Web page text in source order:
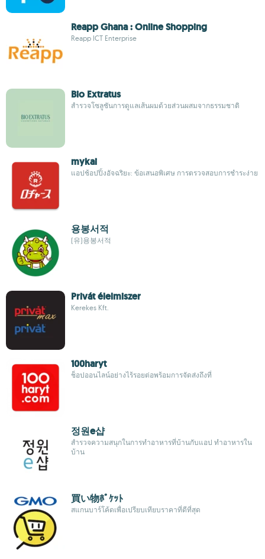
Reapp Ghana : Online Shopping
Reapp ICT Enterprise
Bio Extratus
สำรวจโซลูชันการดูแลเส้นผมด้วยส่วนผสมจากธรรมชาติ
mykai
แอปช้อปปิ้งอัจฉริยะ: ข้อเสนอพิเศษ การตรวจสอบการชำระง่าย
용봉서적
(유)용봉서적
Privát élelmiszer
Kerekes Kft.
100haryt
ช็อปออนไลน์อย่างไร้รอยต่อพร้อมการจัดส่งถึงที่
정원e샵
สำรวจความสนุกในการทำอาหารที่บ้านกับแอป ทำอาหารใน
บ้าน
買い物ﾎﾟｹｯﾄ
สแกนบาร์โค้ดเพื่อเปรียบเทียบราคาที่ดีที่สุด